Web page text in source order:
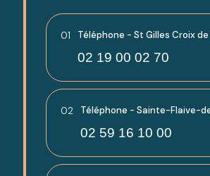
01 Téléphone - St Gilles Croix de
02 19 00 02 70
02 Téléphone - Sainte-Flaive-
02 59 16 10 00